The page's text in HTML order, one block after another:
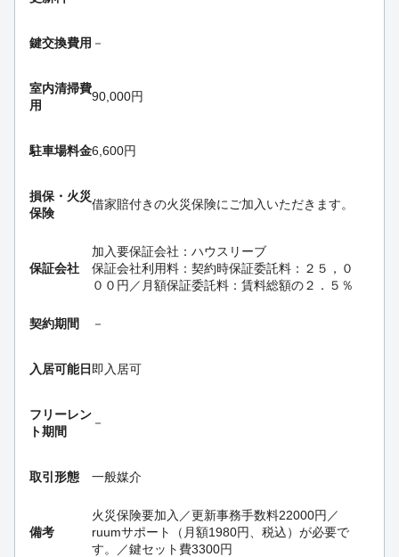
鍵交換費用 －
室内清掃費
用
90,000円
駐車場料金6,600円
損保・ 火災
保険
借家賠付きの火災保険にご加入いただきます。
保証会社
加入要保証会社：ハウスリーブ
保証会社利用料：契約時保証委託料：２５，０
００円／月額保証委託料：賃料総額の２．５％
契約期間 －
入居可能日 即入居可
フリーレン
ト期間
－
取引形態 一般媒介
備考
火災保険要加入／更新事務手数料22000円／
ruumサポート（月額1980円、税込）が必要で
す。／鍵セット費3300円